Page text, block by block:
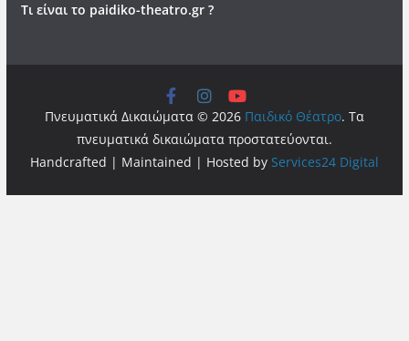
Τι είναι το paidiko-theatro.gr ?
Πνευματικά Δικαιώματα © 2026 Παιδικό Θέατρο. Τα
πνευματικά δικαιώματα προστατεύονται.
Handcrafted | Maintained | Hosted by Services24 Digital